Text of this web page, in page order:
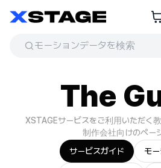
The
XSTAGEサービスをご利用いただく
制作会社向けのペー
サービスガイド
モ